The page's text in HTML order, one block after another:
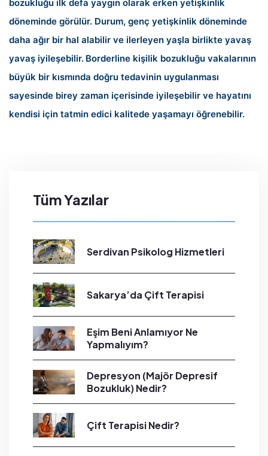
bozukluğu ilk defa yaygın olarak erken yetişkinlik
döneminde görülür. Durum, genç yetişkinlik döneminde
daha ağır bir hal alabilir ve ilerleyen yaşla birlikte yavaş
yavaş iyileşebilir. Borderline kişilik bozukluğu vakalarının
büyük bir kısmında doğru tedavinin uygulanması
sayesinde birey zaman içerisinde iyileşebilir ve hayatını
kendisi için tatmin edici kalitede yaşamayı öğrenebilir.
Tüm Yazılar
Serdivan Psikolog Hizmetleri
Sakarya’da Çift Terapisi
Eşim Beni Anlamıyor Ne
Yapmalıyım?
Depresyon (Majör Depresif
Bozukluk) Nedir?
Çift Terapisi Nedir?